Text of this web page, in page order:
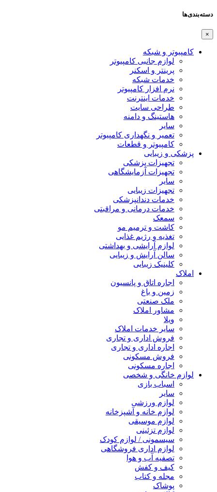
دسته‌بندی‌ها
×
کامپیوتر و شبکه
لوازم جانبی کامپیوتر
پرینتر و اسکنر
خدمات شبکه
نرم افزار کامپیوتر
خدمات اینترنت
طراحی سایت
هاستینگ و دامنه
سایر
تعمیر و نگهداری کامپیوتر
کامپیوتر و قطعات
پزشکی و زیبایی
تجهیزات پزشکی
تجهیزات آزمایشگاهی
سایر
تجهیزات زیبایی
خدمات دندانپزشکی
خدمات درمانی و مراقبتی
سمعک
کاشت و ترمیم مو
تغذیه و رژیم غذایی
لوازم آرایشی و بهداشتی
سالن آرایش و زیبایی
کلینیک زیبایی
املاک
اجاره اتاق و پانسیون
زمین و باغ
ملک صنعتی
مشاور املاک
ویلا
سایر خدمات املاک
فروش اداری و تجاری
اجاره اداری و تجاری
فروش مسکونی
اجاره مسکونی
لوازم خانگی و شخصی
اسباب بازی
سایر
لوازم ورزشی
لوازم خانه و آشپزخانه
لوازم موسیقی
لوازم تزئینی
سیسمونی / لوازم کودک
لوازم اداری فروشگاهی
تصفیه آب و هوا
کیف و کفش
مجله و کتاب
پوشاک